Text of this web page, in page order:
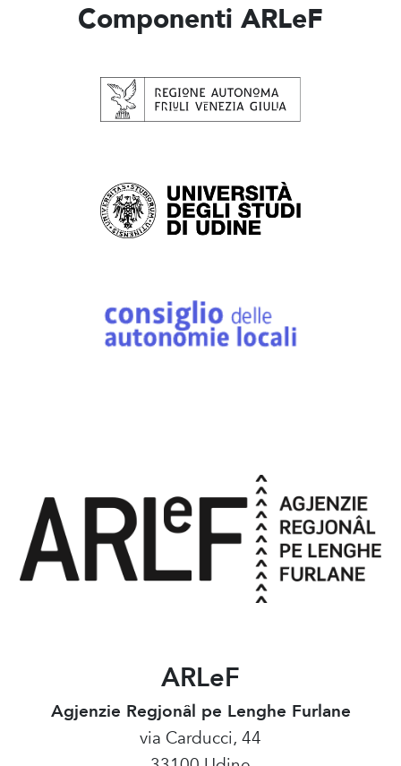
Componenti ARLeF
ARLeF
Agjenzie Regjonâl pe Lenghe Furlane
via Carducci, 44